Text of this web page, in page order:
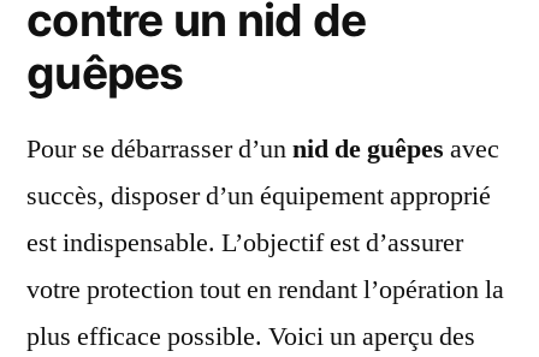
contre un nid de
guêpes
Pour se débarrasser d’unnid de guêpes avec
succès, disposer d’un équipement approprié
est indispensable. L’objectif est d’assurer
votre protection tout en rendant l’opération la
plus efficace possible. Voici un aperçu des